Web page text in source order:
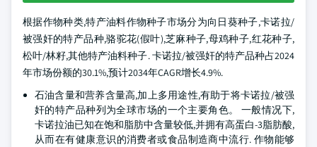
根据作物种类,特产油料作物种子市场分为向日葵种子,卡诺拉/
被强奸的特产品种,骆驼花(假叶),芝麻种子,母鸡种子,红花种子,
松叶/林籽,其他特产油料种子. 卡诺拉/被强奸的特产品种占2024
年市场份额的30.1%,预计2034年CAGR增长4.9%.
石油含量和营养含量高,加上多用途性,有助于将卡诺拉/被强
奸的特产品种列为全球市场的一个主要角色。 一般情况下,
卡诺拉油已知在饱和脂肪中含量较低,并拥有高蛋白-3脂肪酸,
从而在有健康意识的消费者或食品制造商中流行. 作物能够